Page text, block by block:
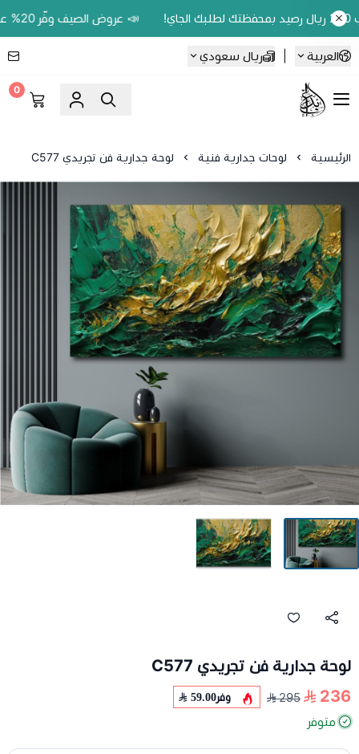
📣 عروض الصيف وفّر 20% على اللوحات الحين.. واكسب 200 ريال رصيد بمحفظتك لطلبك الجاي!
العربية ريال سعودي
Ebbdaa art
0
الرئيسية لوحات جدارية فنية لوحة جدارية فن تجريدي C577
لوحة جدارية فن تجريدي C577
236
295 وفر59.00
متوفر